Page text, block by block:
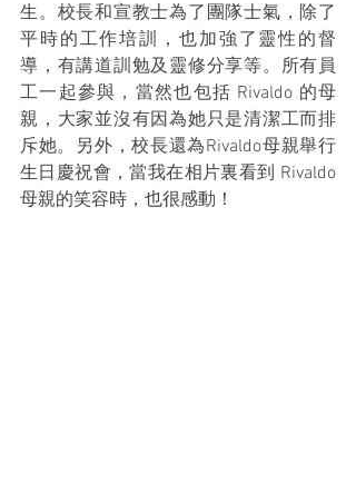
生。校長和宣教士為了團隊士氣，除了
平時的工作培訓，也加強了靈性的督
導，有講道訓勉及靈修分享等。所有員
工一起參與，當然也包括 Rivaldo 的母
親，大家並沒有因為她只是清潔工而排
斥她。另外，校長還為Rivaldo母親舉行
生日慶祝會，當我在相片裏看到 Rivaldo
母親的笑容時，也很感動！